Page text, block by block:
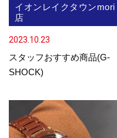
イオンレイクタウンmori
店
2023.10.23
スタッフおすすめ商品(G-
SHOCK)